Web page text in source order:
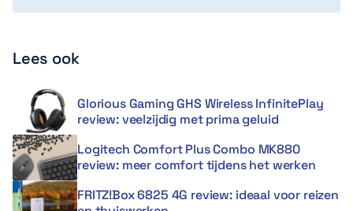
Lees ook
Glorious Gaming GHS Wireless InfinitePlay
review: veelzijdig met prima geluid
Logitech Comfort Plus Combo MK880
review: meer comfort tijdens het werken
FRITZ!Box 6825 4G review: ideaal voor reizen